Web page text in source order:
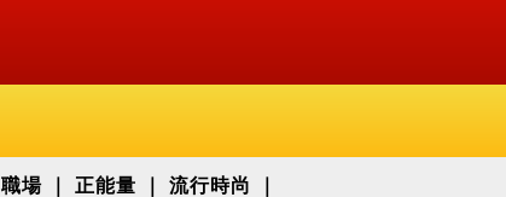
職場 正能量 流行時尚